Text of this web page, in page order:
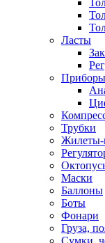
Ласты
Трубки
Жилеты-
Маски
Баллоны
Боты
Фонари
Груза,
Сумки,